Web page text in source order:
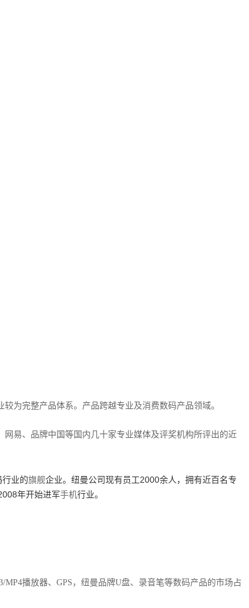
为完整产品体系。产品跨越专业及消费数码产品领域。
易、品牌中国等国内几十家专业媒体及评奖机构所评出的近
行业的旗舰企业。纽曼公司现有员工2000余人，拥有近百名专
年开始进军手机行业。
播放器、GPS，纽曼品牌U盘、录音笔等数码产品的市场占